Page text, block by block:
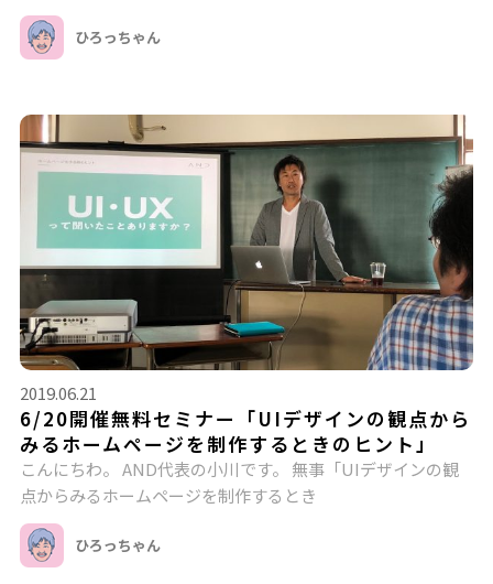
ひろっちゃん
2019.06.21
6/20開催無料セミナー「UIデザインの観点から
みるホームページを制作するときのヒント」
こんにちわ。 AND代表の小川です。 無事「UIデザインの観
点からみるホームページを制作するとき
ひろっちゃん